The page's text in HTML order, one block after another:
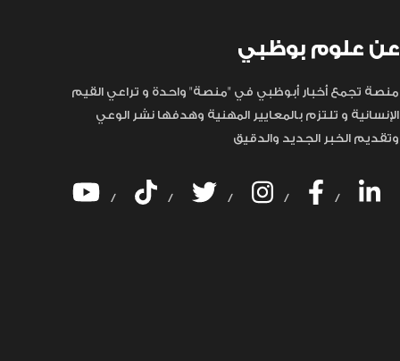
عن علوم بوظبي
منصة تجمع أخبار أبوظبي في "منصة" واحدة و تراعي القيم
الإنسانية و تلتزم بالمعايير المهنية وهدفها نشر الوعي
وتقديم الخبر الجديد والدقيق
/ / / / /